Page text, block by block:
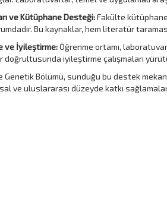
ve Kütüphane Desteği:Fakülte
Bu kaynaklar, hem literatür
ve İyileştirme:Öğrenme ortamı,
doğrultusunda iyileştirme çalışmaları
Genetik Bölümü, sunduğu bu destek
ve uluslararası düzeyde katkı